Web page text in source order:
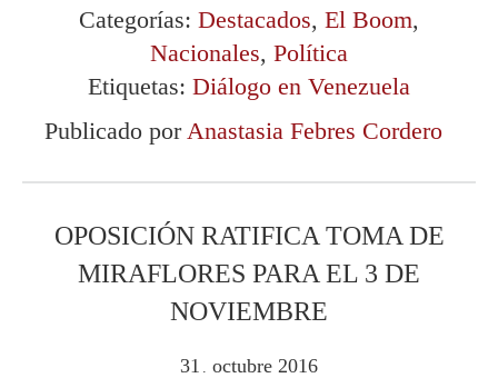
Categorías: Destacados, El Boom,
Nacionales, Política
Etiquetas: Diálogo en Venezuela
Publicado por Anastasia Febres Cordero
OPOSICIÓN RATIFICA TOMA DE
MIRAFLORES PARA EL 3 DE
NOVIEMBRE
31 octubre 2016